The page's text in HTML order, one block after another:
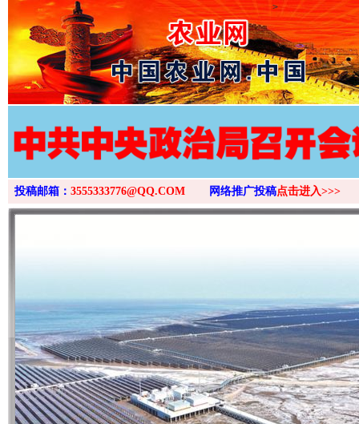
>
投稿邮箱： 3555333776@QQ.COM 网络推广投稿点击进入>>>